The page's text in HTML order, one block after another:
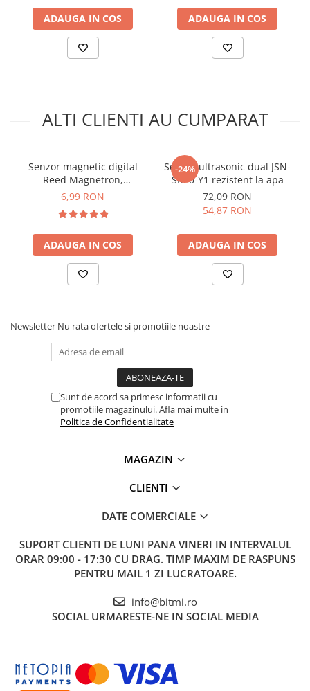
Ce contine cutia?
1x Modul senzor sunet cu microfon integrat
ADAUGA IN COS ADAUGA IN COS
ALTI CLIENTI AU CUMPARAT
Senzor magnetic digital
Reed Magnetron,
compatibil Arduino
6,99 RON
ADAUGA IN COS
-24%
Senzor ultrasonic dual JSN-
SR20-Y1 rezistent la apa
72,09 RON
54,87 RON
ADAUGA IN COS
Newsletter Nu rata ofertele si promotiile noastre
Sunt de acord sa primesc informatii cu
promotiile magazinului. Afla mai multe in
Politica de Confidentialitate
MAGAZIN
CLIENTI
DATE COMERCIALE
SUPORT CLIENTI DE LUNI PANA VINERI IN INTERVALUL
ORAR 09:00 - 17:30 CU DRAG. TIMP MAXIM DE RASPUNS
PENTRU MAIL 1 ZI LUCRATOARE.
info@bitmi.ro
SOCIAL URMARESTE-NE IN SOCIAL MEDIA